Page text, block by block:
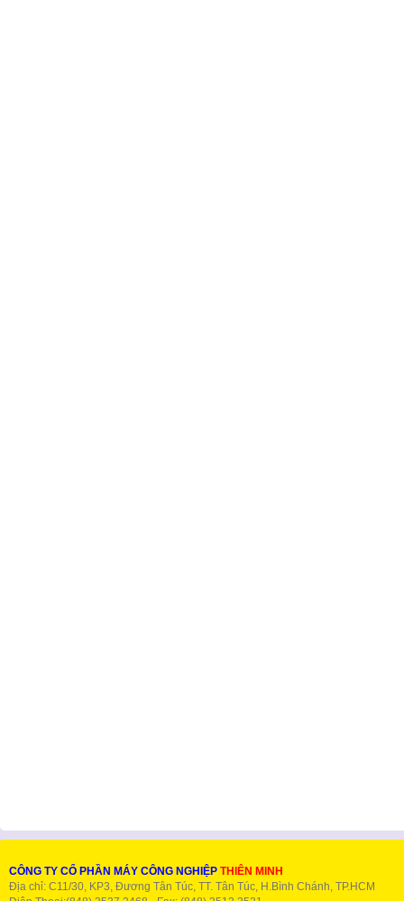
CÔNG TY CỔ PHẦN MÁY CÔNG NGHIỆP THIÊN MINH
Địa chỉ: C11/30, KP3, Đương Tân Túc, TT. Tân Túc, H.Bình Chánh, TP.HCM